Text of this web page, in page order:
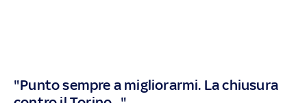
"Punto sempre a migliorarmi. La chiusura